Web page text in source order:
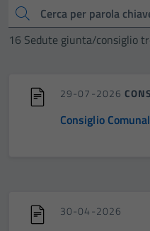
Cerca
16 Sedute giunta/consiglio
29-07-2026
Consiglio
30-04-2026